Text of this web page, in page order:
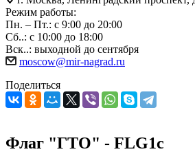
Режим работы:
Пн. – Пт.: с 9:00 до 20:00
Сб..: с 10:00 до 18:00
Вск..: выходной до сентября
moscow@mir-nagrad.ru
Поделиться
Флаг "ГТО" - FLG1c